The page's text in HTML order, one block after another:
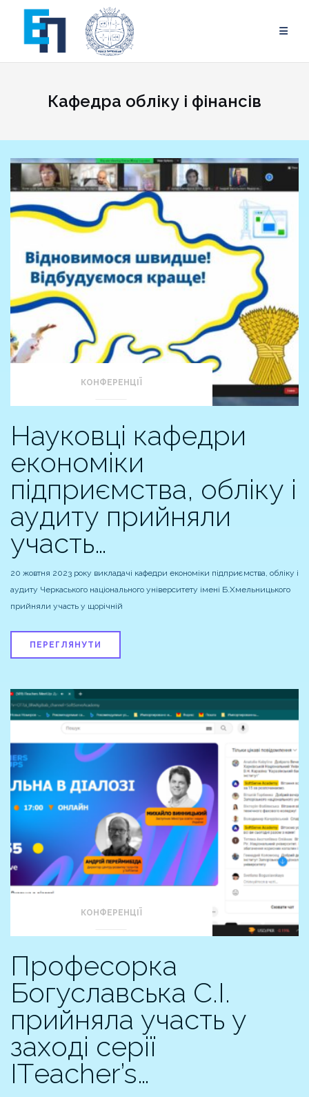
content
Кафедра обліку і фінансів
КОНФЕРЕНЦІЇ
Науковці кафедри
економіки
підприємства, обліку і
аудиту прийняли
участь…
20 жовтня 2023 року викладачі кафедри економіки підприємства, обліку і
аудиту Черкаського національного університету імені Б.Хмельницького
прийняли участь у щорічній
ПЕРЕГЛЯНУТИ
КОНФЕРЕНЦІЇ
Професорка
Богуславська С.І.
прийняла участь у
заході серії
IТeacher’s…